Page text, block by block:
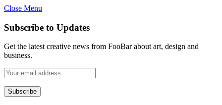
Close Menu
Subscribe to Updates
Get the latest creative news from FooBar about art, design and
business.